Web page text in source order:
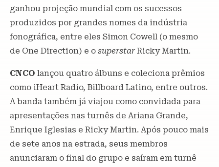
ganhou projeção mundial com os sucessos
produzidos por grandes nomes da indústria
fonográfica, entre eles Simon Cowell (o mesmo
de One Direction) e o superstar Ricky Martin.
CNCO lançou quatro álbuns e coleciona prêmios
como iHeart Radio, Billboard Latino, entre outros.
A banda também já viajou como convidada para
apresentações nas turnês de Ariana Grande,
Enrique Iglesias e Ricky Martin. Após pouco mais
de sete anos na estrada, seus membros
anunciaram o final do grupo e saíram em turnê